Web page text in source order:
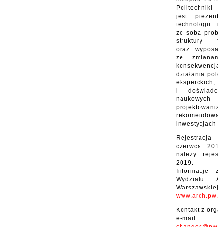
Politechniki
jest
technologii
ze sobą
struktury
oraz
ze
działania
i
czerwca
należy
2019.
Wydziału
Kontakt z
e-